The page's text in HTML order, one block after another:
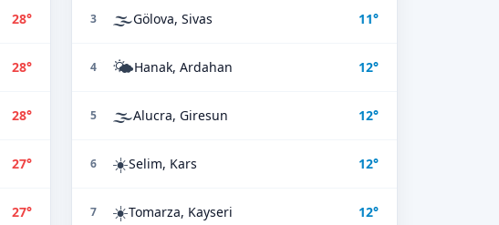
28°
28°
28°
27°
27°
3 🌫️Gölova, Sivas 11°
4 🌤️Hanak, Ardahan 12°
5 🌫️Alucra, Giresun 12°
6 ☀️Selim, Kars 12°
7 ☀️Tomarza, Kayseri 12°